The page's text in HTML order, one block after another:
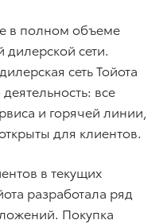
в полном объеме
дилерской сети.
сеть Тойота
все
и горячей линии,
для клиентов.
в текущих
разработала ряд
Покупка